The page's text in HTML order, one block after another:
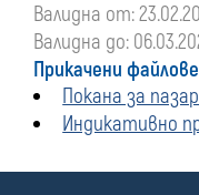
Валидна от:
Валидна до:
Прикачени файлове
Покана за
Индикативно